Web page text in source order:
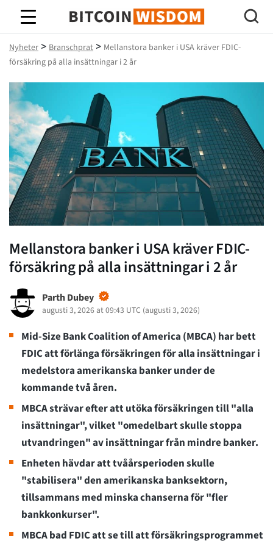
Bitcoin Wisdom
Nyheter > Branschprat > Mellanstora banker i USA kräver FDIC-
försäkring på alla insättningar i 2 år
Mellanstora banker i USA kräver FDIC-
försäkring på alla insättningar i 2 år
Parth Dubey
augusti 3, 2026 at 09:43 UTC (augusti 3, 2026)
Mid-Size Bank Coalition of America (MBCA) har bett
FDIC att förlänga försäkringen för alla insättningar i
medelstora amerikanska banker under de
kommande två åren.
MBCA strävar efter att utöka försäkringen till "alla
insättningar", vilket "omedelbart skulle stoppa
utvandringen" av insättningar från mindre banker.
Enheten hävdar att tvåårsperioden skulle
"stabilisera" den amerikanska banksektorn,
tillsammans med minska chanserna för "fler
bankkonkurser".
MBCA bad FDIC att se till att försäkringsprogrammet